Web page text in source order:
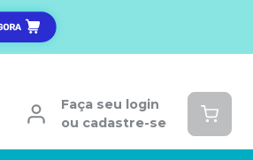
Faça seu login
ou cadastre-se